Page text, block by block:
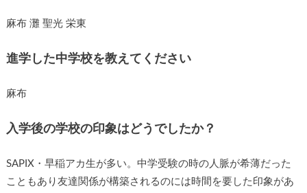
麻布 灘 聖光 栄東
進学した中学校を教えてください
麻布
入学後の学校の印象はどうでしたか？
SAPIX・早稲アカ生が多い。中学受験の時の人脈が希薄だった
こともあり友達関係が構築されるのには時間を要した印象があ